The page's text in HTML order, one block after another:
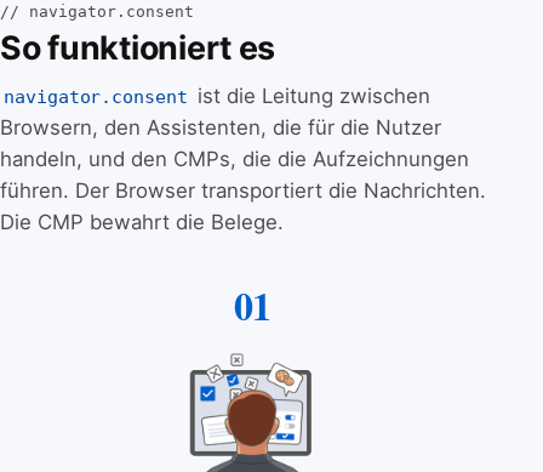
// navigator.consent
So funktioniert es
navigator.consent ist die Leitung zwischen
Browsern, den Assistenten, die für die Nutzer
handeln, und den CMPs, die die Aufzeichnungen
führen. Der Browser transportiert die Nachrichten.
Die CMP bewahrt die Belege.
01